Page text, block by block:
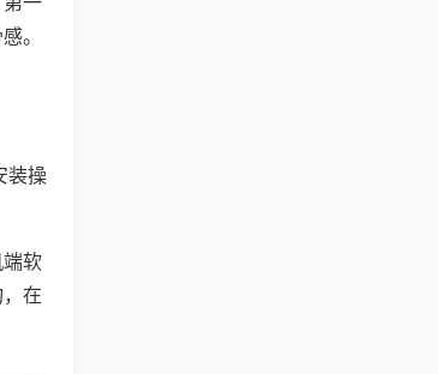
。
装操
软
在